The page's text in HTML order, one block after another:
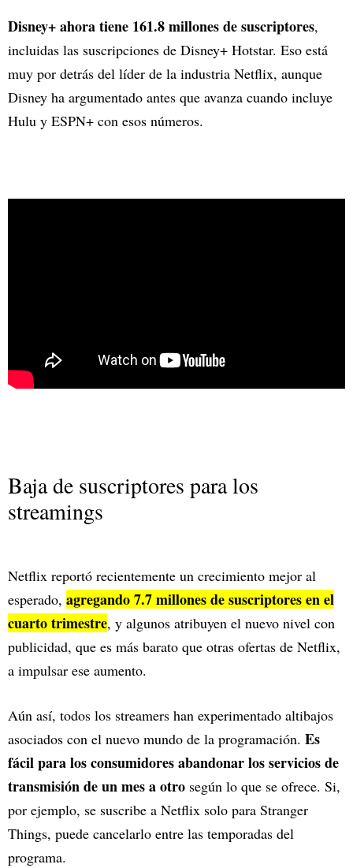
Disney+ ahora tiene 161.8 millones de suscriptores,
incluidas las suscripciones de Disney+ Hotstar. Eso está
muy por detrás del líder de la industria Netflix, aunque
Disney ha argumentado antes que avanza cuando incluye
Hulu y ESPN+ con esos números.
Baja de suscriptores para los
streamings
Netflix reportó recientemente un crecimiento mejor al
esperado, agregando 7.7 millones de suscriptores en el
cuarto trimestre, y algunos atribuyen el nuevo nivel con
publicidad, que es más barato que otras ofertas de Netflix,
a impulsar ese aumento.
Aún así, todos los streamers han experimentado altibajos
asociados con el nuevo mundo de la programación. Es
fácil para los consumidores abandonar los servicios de
transmisión de un mes a otro según lo que se ofrece. Si,
por ejemplo, se suscribe a Netflix solo para Stranger
Things, puede cancelarlo entre las temporadas del
programa.